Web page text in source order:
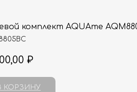
комплект AQUAme
₽
КОРЗИНУ